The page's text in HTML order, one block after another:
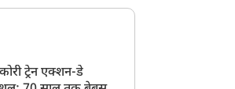
ट्रेन एक्शन-डे